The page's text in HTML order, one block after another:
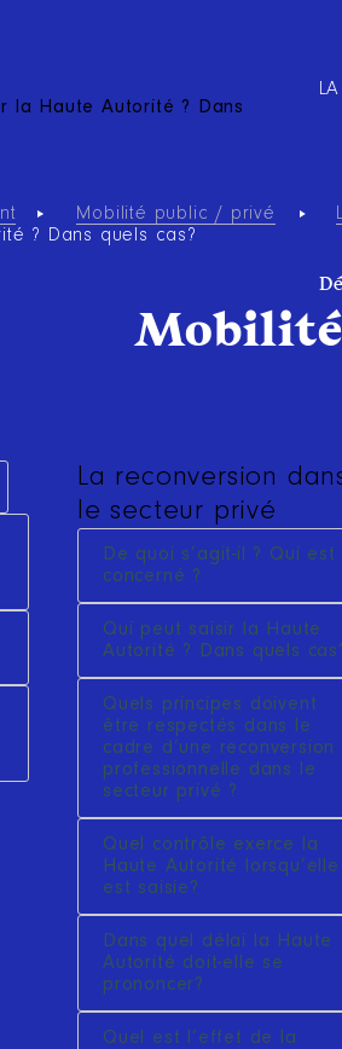
Mobilité public / privé
? Dans quels cas?
La reconversion
le secteur privé
De quoi s’agit-il ? Qui est
concerné ?
Qui peut saisir la Haute
Autorité ? Dans quels
Quels principes doivent
être respectés dans le
cadre d’une reconversion
professionnelle dans le
secteur privé ?
Quel contrôle exerce la
Haute Autorité lorsqu’elle
est saisie?
Dans quel délai la Haute
Autorité doit-elle se
prononcer?
Quel est l’effet de la
la Haute Autorité ? Dans